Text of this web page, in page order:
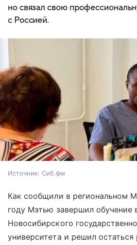
но связал свою
с Россией.
Источник: Сиб.фм
Как сообщили в региональном
году Мэтью завершил обучение
Новосибирского
университета и решил остаться